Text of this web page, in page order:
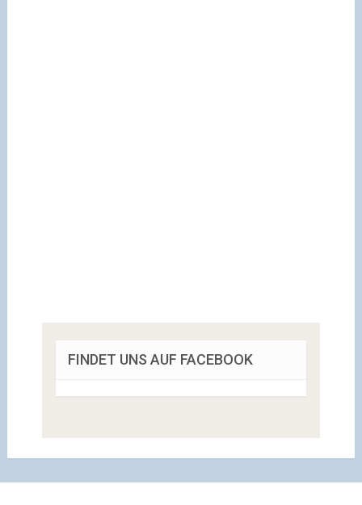
FINDET UNS AUF FACEBOOK